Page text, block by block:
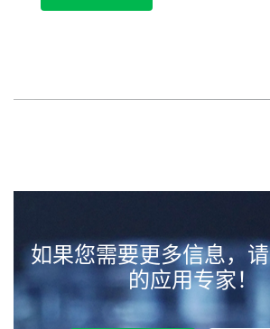
如果您需要更多信息，
的应用专家！